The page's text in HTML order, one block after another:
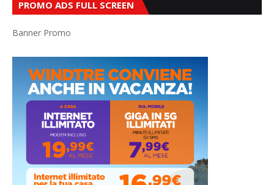
PROMO ADS FULL SCREEN
Banner Promo